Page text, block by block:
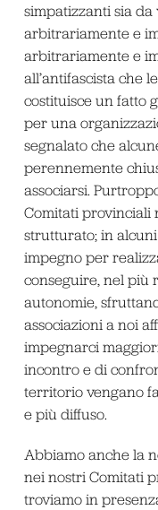
simpatizzanti sia da
arbitrariamente e
arbitrariamente e
all’antifascista che
costituisce un fatto
per una
segnalato che
perennemente
associarsi.
Comitati provinciali
strutturato; in
impegno per
conseguire, nel più
autonomie,
associazioni a noi
impegnarci
incontro e di
territorio vengano
e più diffuso.
Abbiamo anche la
nei nostri Comitati
troviamo in